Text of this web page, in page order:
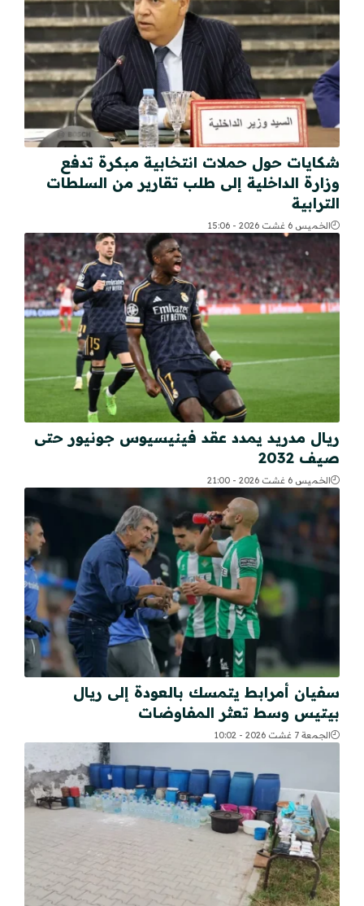
شكايات حول حملات انتخابية مبكرة تدفع
وزارة الداخلية إلى طلب تقارير من السلطات
الترابية
الخميس 6 غشت 2026 - 15:06
ريال مدريد يمدد عقد فينيسيوس جونيور حتى
صيف 2032
الخميس 6 غشت 2026 - 21:00
سفيان أمرابط يتمسك بالعودة إلى ريال
بيتيس وسط تعثر المفاوضات
الجمعة 7 غشت 2026 - 10:02